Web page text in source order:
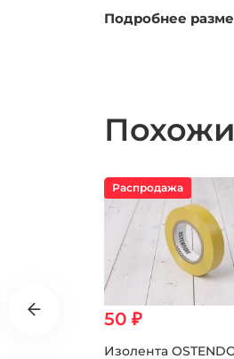
Подробнее
Распродажа
50 ₽
Изолента